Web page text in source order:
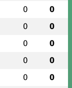
0 0
0 0
0 0
0 0
0 0